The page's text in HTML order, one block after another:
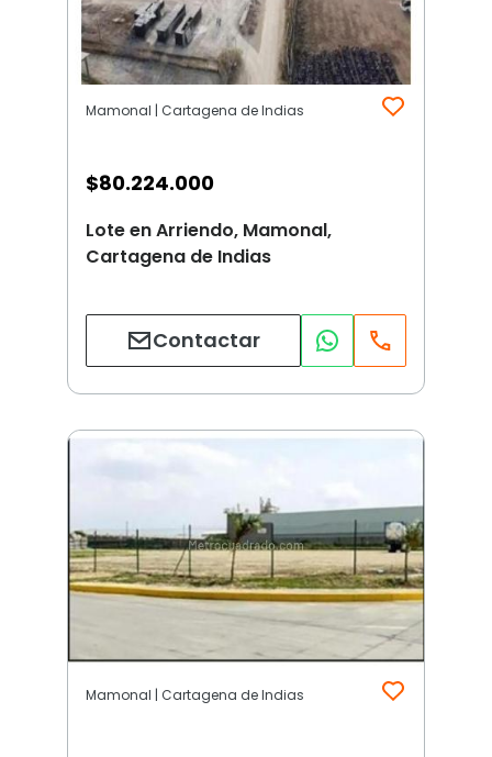
Mamonal | Cartagena de Indias
$80.224.000
Lote en Arriendo, Mamonal,
Cartagena de Indias
Contactar
Mamonal | Cartagena de Indias